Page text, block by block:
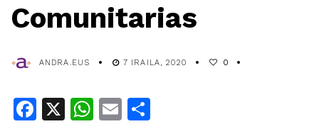
Comunitarias
ANDRA.EUS 7 IRAILA, 2020 0
Facebook
X WhatsApp
Email